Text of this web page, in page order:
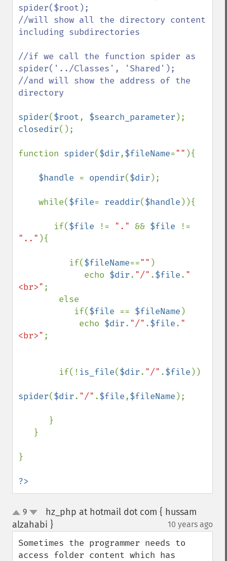
spider($root);
//will show all the directory content
including subdirectories
//if we call the function spider as
spider('../Classes', 'Shared');
//and will show the address of the
directory
spider($root, $search_parameter
closedir();
function spider($dir,$fileName="" ){
$handle = opendir($dir );
    while(
$file= readdir($handle )){
       if(
$file != "." && $file
".." ){
          if(
$fileName=="" )
             echo
$dir. "/" .$file. "
<br>" ;
           if(
$file == $fileName )
            echo
$dir. "/" .$file. "
<br>" ;
        if(!
is_file($dir. "/" .$file ))
spider($dir. "/" .$file,$fileName );
}
?>
up
down
9
hz_php at hotmail dot com { hussam
alzahabi }
10 years ago
Sometimes the programmer needs to
access folder content which has